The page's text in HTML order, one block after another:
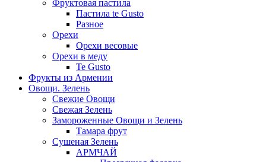
Фруктовая пастила
Пастила te Gusto
Разное
Орехи
Орехи весовые
Орехи в меду
Te Gusto
Фрукты из Армении
Овощи. Зелень
Свежие Овощи
Свежая Зелень
Замороженные Овощи и Зелень
Тамара фрут
Сушеная Зелень
АРМЧАЙ